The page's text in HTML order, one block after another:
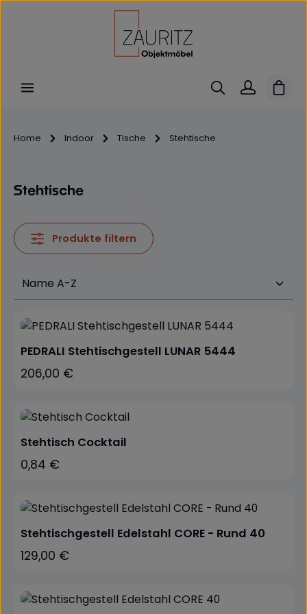
Zum Hauptinhalt springen
Home Indoor Tische Stehtische
Stehtische
Produkte filtern
PEDRALI Stehtischgestell LUNAR 5444
Regulärer Preis:
206,00 €
Stehtisch Cocktail
Regulärer Preis:
0,84 €
Stehtischgestell Edelstahl CORE - Rund 40
Regulärer Preis:
129,00 €